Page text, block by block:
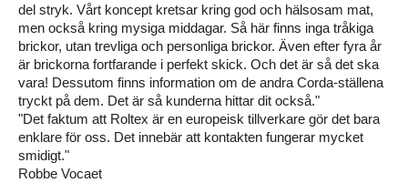
del stryk. Vårt koncept kretsar kring god och hälsosam mat,
men också kring mysiga middagar. Så här finns inga tråkiga
brickor, utan trevliga och personliga brickor. Även efter fyra år
är brickorna fortfarande i perfekt skick. Och det är så det ska
vara! Dessutom finns information om de andra Corda-ställena
tryckt på dem. Det är så kunderna hittar dit också."
"Det faktum att Roltex är en europeisk tillverkare gör det bara
enklare för oss. Det innebär att kontakten fungerar mycket
smidigt."
Robbe Vocaet